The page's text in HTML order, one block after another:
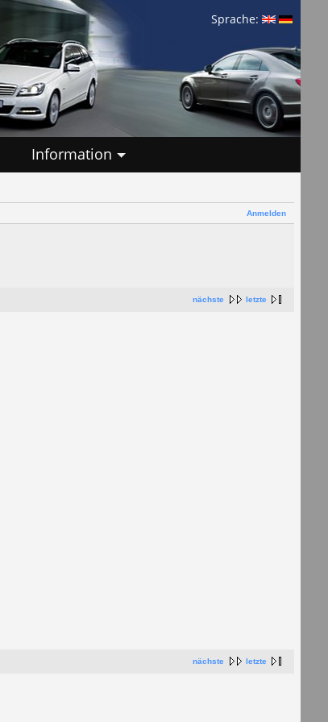
Sprache:
Information
Anmelden
nächste letzte
nächste letzte